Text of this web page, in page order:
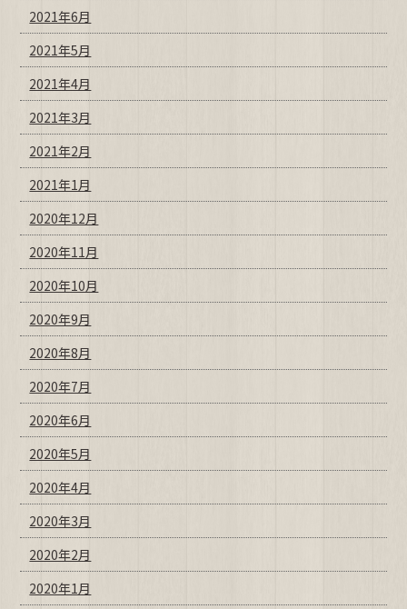
2021年6月
2021年5月
2021年4月
2021年3月
2021年2月
2021年1月
2020年12月
2020年11月
2020年10月
2020年9月
2020年8月
2020年7月
2020年6月
2020年5月
2020年4月
2020年3月
2020年2月
2020年1月